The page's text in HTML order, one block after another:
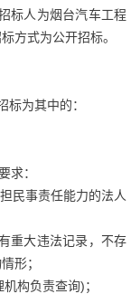
标人为烟台汽车工程
方式为公开招标。
为其中的：
求：
民事责任能力的法人
重大违法记录，不存
形；
构负责查询)；